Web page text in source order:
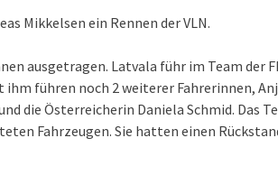
Mikkelsen ein Rennen der VLN.
ausgetragen. Latvala führ im Team der
ihm führen noch 2 weiterer Fahrerinnen,
die Österreicherin Daniela Schmid. Das
Fahrzeugen. Sie hatten einen